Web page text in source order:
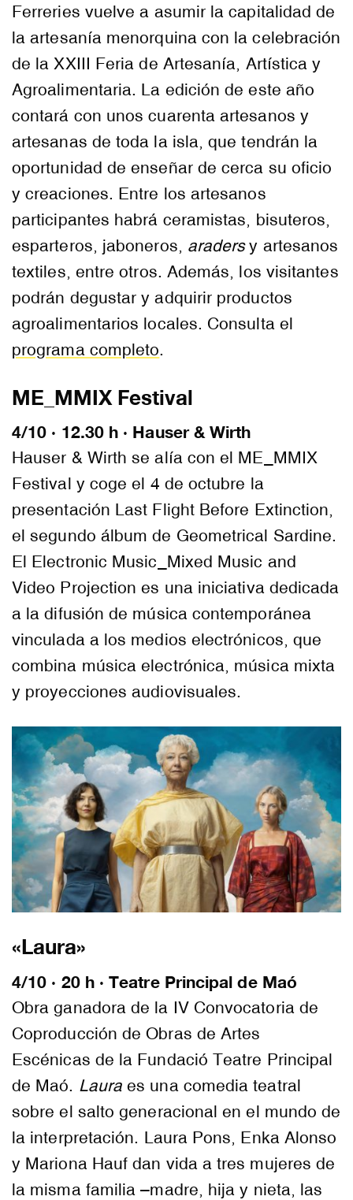
Ferreries vuelve a asumir la capitalidad de
la artesanía menorquina con la celebración
de la XXIII Feria de Artesanía, Artística y
Agroalimentaria. La edición de este año
contará con unos cuarenta artesanos y
artesanas de toda la isla, que tendrán la
oportunidad de enseñar de cerca su oficio
y creaciones. Entre los artesanos
participantes habrá ceramistas, bisuteros,
esparteros, jaboneros, aradersy artesanos
textiles, entre otros. Además, los visitantes
podrán degustar y adquirir productos
agroalimentarios locales. Consulta el
programa completo.
ME_MMIX Festival
4/10 · 12.30 h · Hauser & Wirth
Hauser & Wirth se alía con el ME_MMIX
Festival y coge el 4 de octubre la
presentación Last Flight Before Extinction,
el segundo álbum de Geometrical Sardine.
El Electronic Music_Mixed Music and
Video Projection es una iniciativa dedicada
a la difusión de música contemporánea
vinculada a los medios electrónicos, que
combina música electrónica, música mixta
y proyecciones audiovisuales.
«Laura»
4/10 · 20 h · Teatre Principal de Maó
Obra ganadora de la IV Convocatoria de
Coproducción de Obras de Artes
Escénicas de la Fundació Teatre Principal
de Maó. Laura es una comedia teatral
sobre el salto generacional en el mundo de
la interpretación. Laura Pons, Enka Alonso
y Mariona Hauf dan vida a tres mujeres de
la misma familia –madre, hija y nieta, las